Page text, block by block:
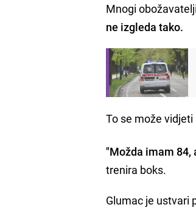
Mnogi
ne izgleda tako.
To se može
"Možda imam 84,
trenira boks.
Glumac je ustvari